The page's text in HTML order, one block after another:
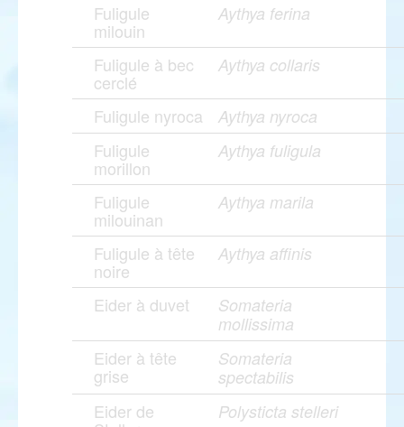
Fuligule
milouin
Aythya ferina
Fuligule à bec
cerclé
Aythya collaris
Fuligule nyroca Aythya nyroca
Fuligule
morillon
Aythya fuligula
Fuligule
milouinan
Aythya marila
Fuligule à tête
noire
Aythya affinis
Eider à duvet
Somateria
mollissima
Eider à tête
grise
Somateria
spectabilis
Eider de Polysticta stelleri